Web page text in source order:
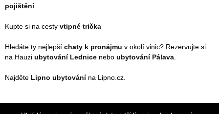
pojištění
Kupte si na cesty vtipné trička
Hledáte ty nejlepší chaty k pronájmu v okolí vinic? Rezervujte si
na Hauzi ubytování Lednice nebo ubytování Pálava
Najděte Lipno ubytovánína Lipno.cz.